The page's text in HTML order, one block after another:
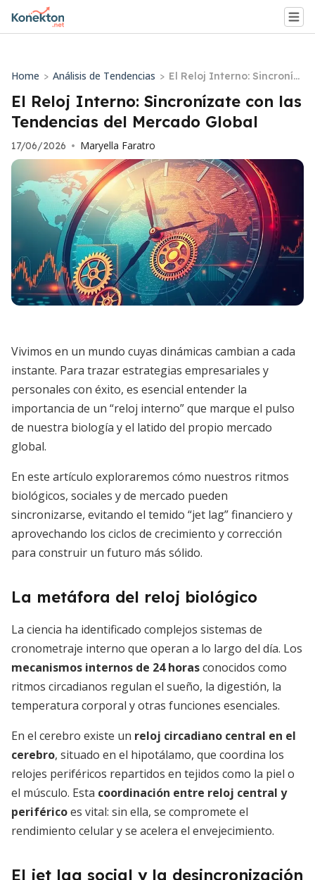
Home > Análisis de Tendencias > El Reloj Interno: Sincroníz
ate con las Tendencias de
l Mercado Global
El Reloj Interno: Sincronízate con las
Tendencias del Mercado Global
17/06/2026 • Maryella Faratro
Vivimos en un mundo cuyas dinámicas cambian a cada
instante. Para trazar estrategias empresariales y
personales con éxito, es esencial entender la
importancia de un “reloj interno” que marque el pulso
de nuestra biología y el latido del propio mercado
global.
En este artículo exploraremos cómo nuestros ritmos
biológicos, sociales y de mercado pueden
sincronizarse, evitando el temido “jet lag” financiero y
aprovechando los ciclos de crecimiento y corrección
para construir un futuro más sólido.
La metáfora del reloj biológico
La ciencia ha identificado complejos sistemas de
cronometraje interno que operan a lo largo del día. Los
mecanismos internos de 24 horasconocidos como
ritmos circadianos regulan el sueño, la digestión, la
temperatura corporal y otras funciones esenciales.
En el cerebro existe un reloj circadiano central en el
cerebro, situado en el hipotálamo, que coordina los
relojes periféricos repartidos en tejidos como la piel o
el músculo. Esta coordinación entre reloj central y
periféricoes vital: sin ella, se compromete el
rendimiento celular y se acelera el envejecimiento.
El jet lag social y la desincronización